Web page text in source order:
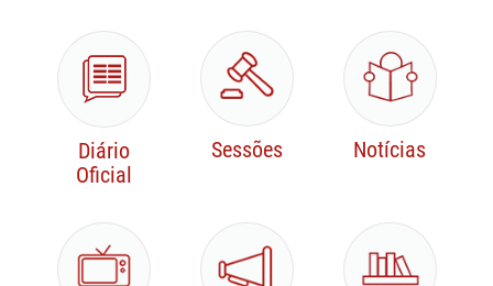
Jurisprudência
Legislação e normas
Diário
Oficial
Sessões Notícias